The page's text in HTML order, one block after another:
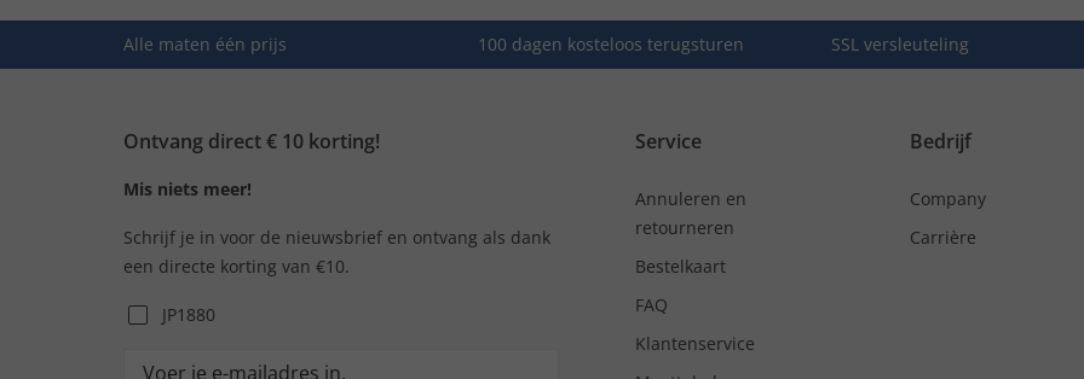
Alle maten één prijs 100 dagen kosteloos terugsturen SSL versleuteling
Ontvang direct € 10 korting!
Mis niets meer!
Schrijf je in voor de nieuwsbrief en ontvang als dank
een directe korting van €10.
JP1880
Service
Annuleren en
retourneren
Bestelkaart
FAQ
Klantenservice
Bedrijf
Company
Carrière